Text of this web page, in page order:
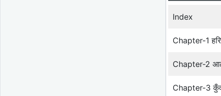
Index
Chapter-1
Chapter-2
Chapter-3